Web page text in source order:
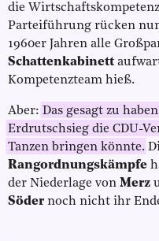
die
Parteiführung rücken
1960er Jahren alle
Schattenkabinett
Kompetenzteam hieß.
Aber: Das gesagt zu
Erdrutschsieg die CDU-
Tanzen bringen könnte.
Rangordnungskämpfe
der Niederlage von Merz
Södernoch nicht ihr